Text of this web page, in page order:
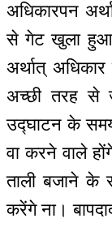
अधिकारपन
से गेट खुला हुआ
अर्थात्
अच्छी तरह से
उद्घाटन के
वा करने वाले
ताली बजाने के
करेंगे ना।